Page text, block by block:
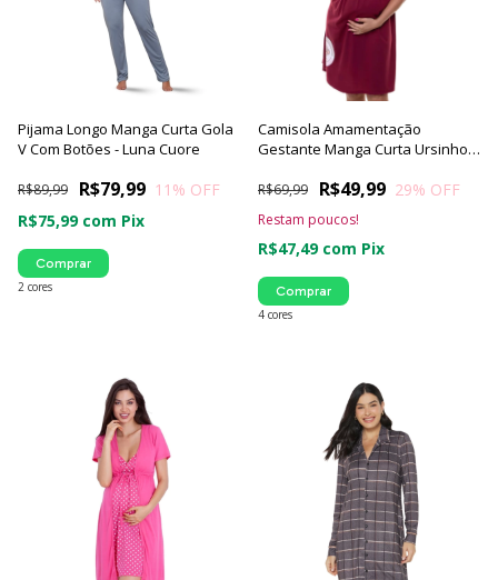
Pijama Longo Manga Curta Gola
V Com Botões - Luna Cuore
R$79,99
R$89,99 11 % OFF
R$75,99 com Pix
2 cores
Comprar
Camisola Amamentação
Gestante Manga Curta Ursinho
R$49,99
R$69,99 29% OFF
R$47,49 com Pix
Restam poucos!
4 cores
Comprar